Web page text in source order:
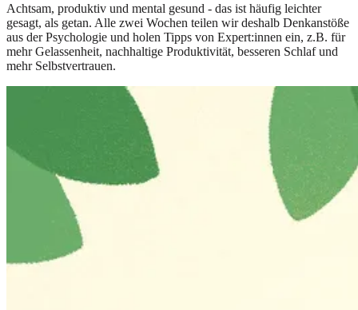
Achtsam, produktiv und mental gesund - das ist häufig leichter
gesagt, als getan. Alle zwei Wochen teilen wir deshalb Denkanstöße
aus der Psychologie und holen Tipps von Expert:innen ein, z.B. für
mehr Gelassenheit, nachhaltige Produktivität, besseren Schlaf und
mehr Selbstvertrauen.